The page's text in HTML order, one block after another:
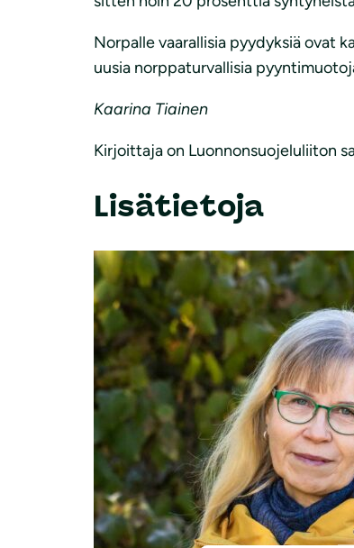
Norpalle vaarallisia pyydyksiä ovat
uusia norppaturvallisia
Kaarina Tiainen
Kirjoittaja on Luonnonsuojeluliiton
Lisätietoja